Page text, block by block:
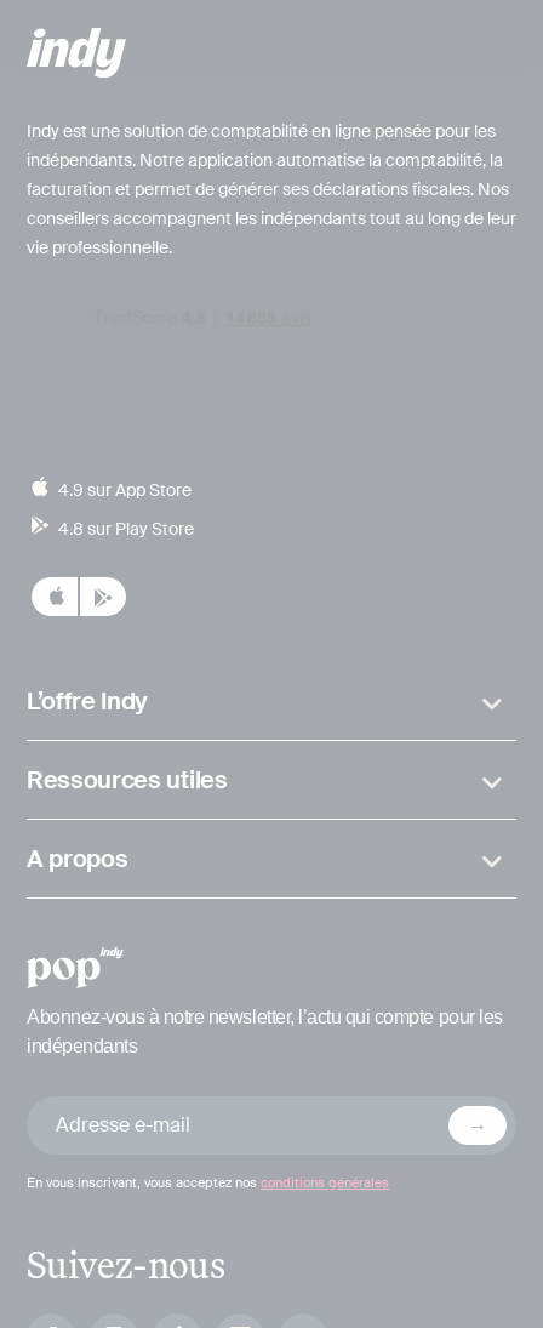
Indy est une solution de comptabilité en ligne pensée pour les
indépendants. Notre application automatise la comptabilité, la
facturation et permet de générer ses déclarations fiscales. Nos
conseillers accompagnent les indépendants tout au long de leur
vie professionnelle.
4.9 sur App Store
4.8 sur Play Store
L’offre Indy
Ressources utiles
A propos
Abonnez-vous à notre newsletter, l’actu qui compte pour les
indépendants
En vous inscrivant, vous acceptez nos conditions générales
Suivez-nous